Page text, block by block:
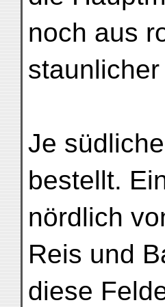
noch aus
Je
bestellt.
nördlich
Reis und
diese